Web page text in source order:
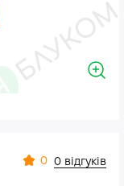
0 0 відгуків